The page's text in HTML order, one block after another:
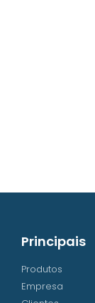
Principais
Produtos
Empresa